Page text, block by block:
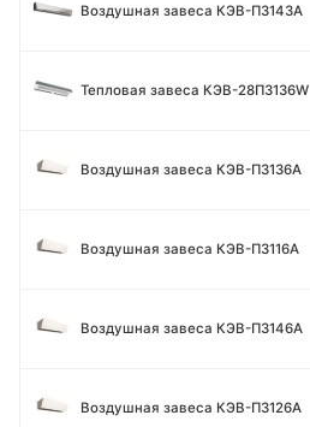
Воздушная завеса КЭВ-П3143А
Тепловая завеса КЭВ-28П3136W
Воздушная завеса КЭВ-П3136A
Воздушная завеса КЭВ-П3116A
Воздушная завеса КЭВ-П3146A
Воздушная завеса КЭВ-П3126A